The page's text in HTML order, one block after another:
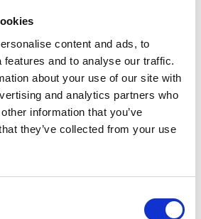
content and ads, to
features and to analyse our traffic.
about your use of our site with
and analytics partners who
information that you’ve
they’ve collected from your use